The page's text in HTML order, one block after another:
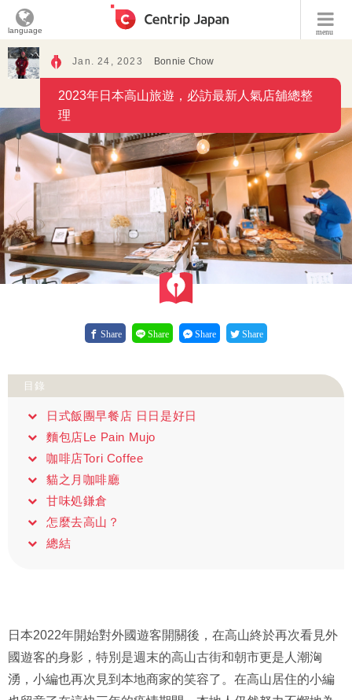
menu
language
Jan. 24, 2023 Bonnie Chow
2023年日本高山旅遊，必訪最新人氣店舖總整
理
Share Share Share Share
目錄
日式飯團早餐店 日日是好日
麵包店Le Pain Mujo
咖啡店Tori Coffee
貓之月咖啡廳
甘味処鎌倉
怎麼去高山？
總結
日本2022年開始對外國遊客開關後，在高山終於再次看見外
國遊客的身影，特別是週末的高山古街和朝市更是人潮洶
湧，小編也再次見到本地商家的笑容了。在高山居住的小編